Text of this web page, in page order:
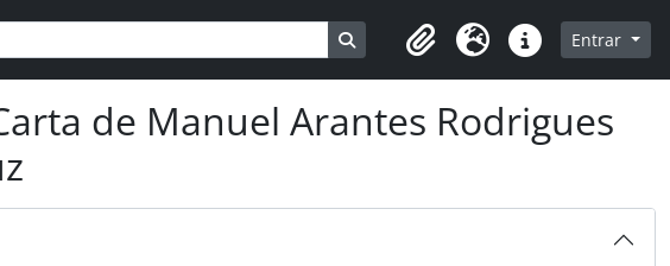
Busque na página de navegação
Clipboard
Idioma Ligações rápidas
Entrar
de Manuel Arantes Rodrigues